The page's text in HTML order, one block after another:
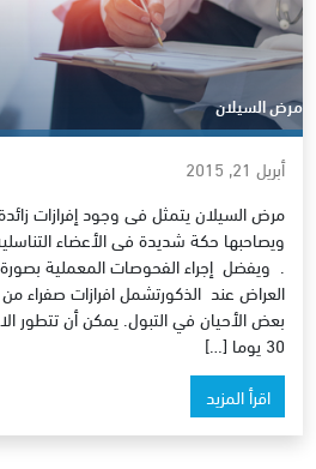
مرض السيلان
أبريل 21, 2015
مرض السيلان يتمثل فى وجود إفرازات
ويصاحبها حكة شديدة فى الأعضاء
. ويفضل إجراء الفحوصات المعملية
العراض عند الذكورتشمل افرازات صفراء
بعض الأحيان في التبول. يمكن أن تتطور
30 يوما […]
اقرأ المزيد